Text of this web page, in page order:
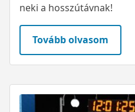
neki a hosszútávnak!
Tovább olvasom